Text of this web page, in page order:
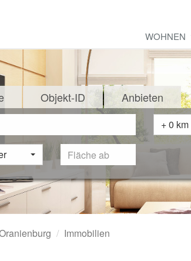
WOHNEN
Objekt-ID Anbieten
+ 0 km
Immobilien